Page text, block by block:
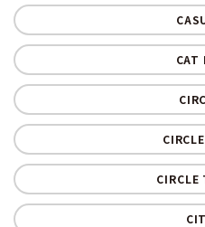
ACCOUNT MENU
ようこそ 会員名 様
meeting_room 新規
CAT
CIRCLE